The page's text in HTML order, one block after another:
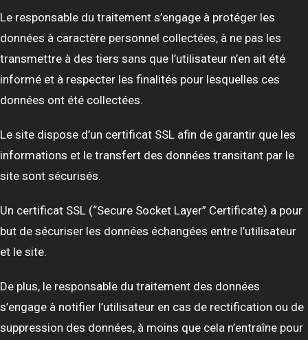
Le responsable du traitement s’engage à protéger les
données à caractère personnel collectées, à ne pas les
transmettre à des tiers sans que l’utilisateur n’en ait été
informé et à respecter les finalités pour lesquelles ces
données ont été collectées.
Le site dispose d’un certificat SSL afin de garantir que les
informations et le transfert des données transitant par le
site sont sécurisés.
Un certificat SSL (“Secure Socket Layer” Certificate) a pour
but de sécuriser les données échangées entre l’utilisateur
et le site.
De plus, le responsable du traitement des données
s’engage à notifier l’utilisateur en cas de rectification ou de
suppression des données, à moins que cela n’entraîne pour